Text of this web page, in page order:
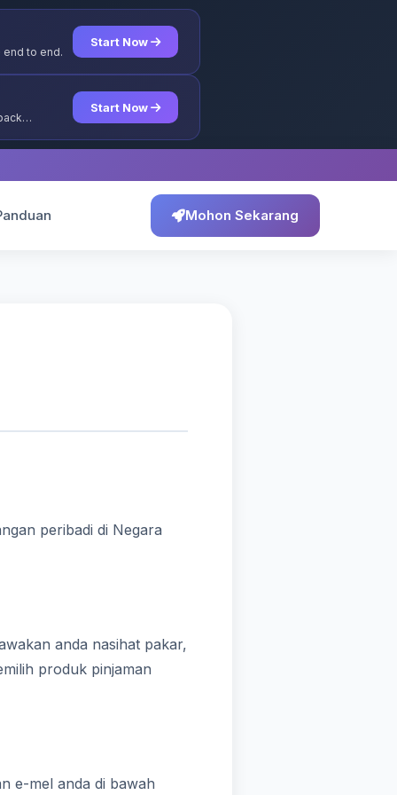
to end.
Start Now
Start Now
Mohon Sekarang
peribadi di Negara
anda nasihat pakar,
produk pinjaman
e-mel anda di bawah